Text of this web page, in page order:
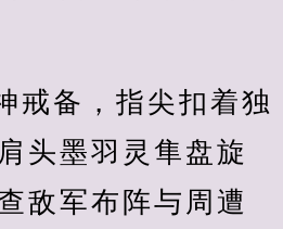
戒备，指尖扣着独
头墨羽灵隼盘旋
敌军布阵与周遭